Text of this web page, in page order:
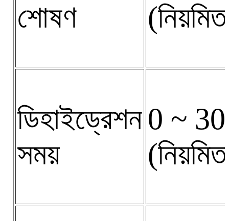
শোষণ
ডিহাইড্রেশন
সময়
0 ~ 30